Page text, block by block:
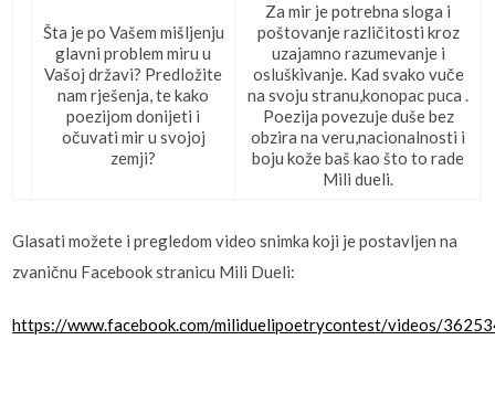
Šta je po Vašem mišljenju
glavni problem miru u
Vašoj državi? Predložite
nam rješenja, te kako
poezijom donijeti i
očuvati mir u svojoj
zemji?
Za mir je potrebna sloga i
poštovanje različitosti kroz
uzajamno razumevanje i
osluškivanje. Kad svako vuče
na svoju stranu,konopac puca .
Poezija povezuje duše bez
obzira na veru,nacionalnosti i
boju kože baš kao što to rade
Mili dueli.
Glasati možete i pregledom video snimka koji je postavljen na
zvaničnu Facebook stranicu Mili Dueli:
https://www.facebook.com/miliduelipoetrycontest/videos/